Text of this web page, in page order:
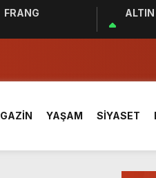
FRANG ALTIN
Yaralandı!
demokratik ve şeffaf
Nedeniyle Boşaltıldı
sürüyor
YAŞAM SİYASET